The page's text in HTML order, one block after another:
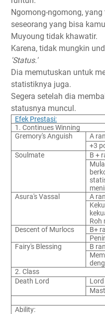
Ngomong-ngomong,
seseorang yang bisa
Muyoung tidak khawatir.
Karena, tidak mungkin
'Status.'
Dia memutuskan untuk
statistiknya juga.
Segera setelah dia
statusnya muncul.
Efek Prestasi:
1. Continues Winning
Gremory's Anguish
A
+3
Soulmate
B +
Asura's Vassal
A
Roh
Descent of Murlocs
B+
Fairy's Blessing
B
2. Class
Death Lord
Lord
Ability: